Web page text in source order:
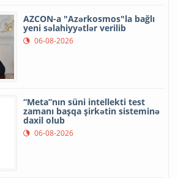
AZCON-a "Azərkosmos"la bağlı
yeni səlahiyyətlər verilib
06-08-2026
“Meta”nın süni intellekti test
zamanı başqa şirkətin sisteminə
daxil olub
06-08-2026